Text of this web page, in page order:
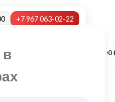
+7 967 063-02-22
0,00